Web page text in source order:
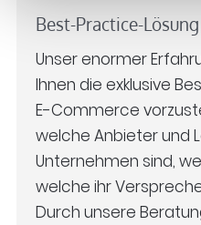
Best-Practice-Lösung
Unser enormer
Ihnen die exklusive
E-Commerce
welche Anbieter und
Unternehmen sind,
welche ihr
Durch unsere